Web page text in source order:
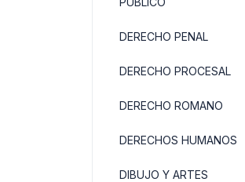
DERECHO PENAL
DERECHO PROCESAL
DERECHO ROMANO
DERECHOS HUMANOS
DIBUJO Y ARTES